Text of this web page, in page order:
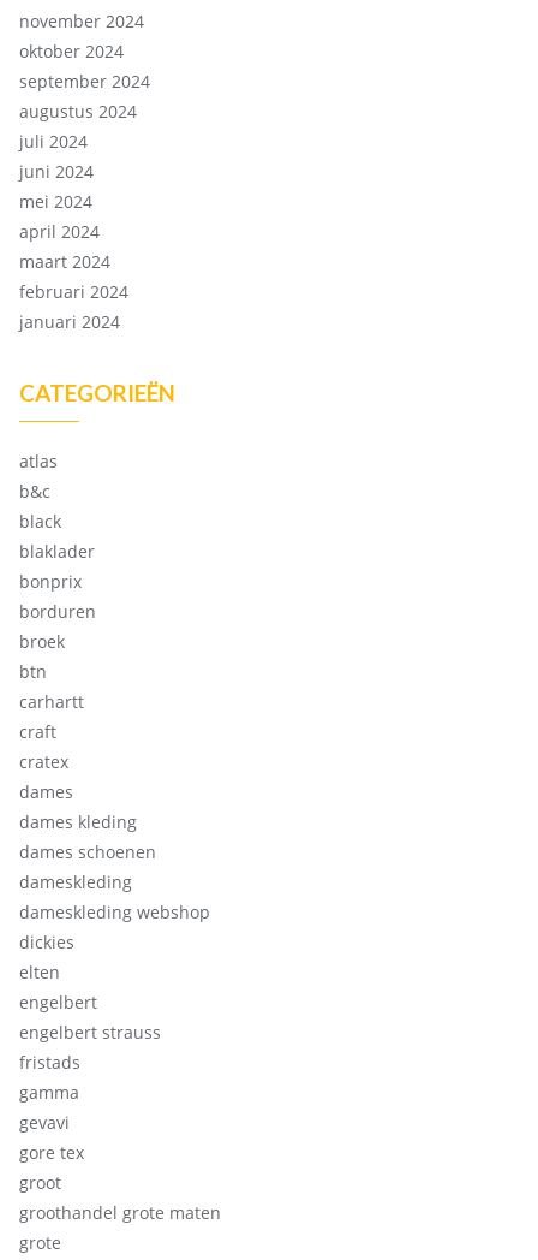
november 2024
oktober 2024
september 2024
augustus 2024
juli 2024
juni 2024
mei 2024
april 2024
maart 2024
februari 2024
januari 2024
CATEGORIEËN
atlas
b&c
black
blaklader
bonprix
borduren
broek
btn
carhartt
craft
cratex
dames
dames kleding
dames schoenen
dameskleding
dameskleding webshop
dickies
elten
engelbert
engelbert strauss
fristads
gamma
gevavi
gore tex
groot
groothandel grote maten
grote